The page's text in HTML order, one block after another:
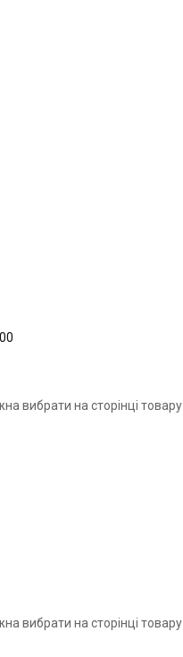
вибрати на сторінці товару
вибрати на сторінці товару